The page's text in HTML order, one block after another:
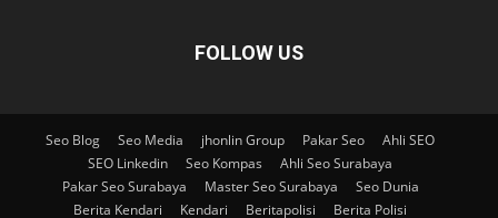
FOLLOW US
Seo Blog Seo Media jhonlin Group Pakar Seo
Ahli SEO
SEO Linkedin
Seo Kompas
Ahli Seo Surabaya
Pakar Seo Surabaya
Master Seo Surabaya
Seo Dunia
Berita Kendari
Kendari Beritapolisi Berita Polisi